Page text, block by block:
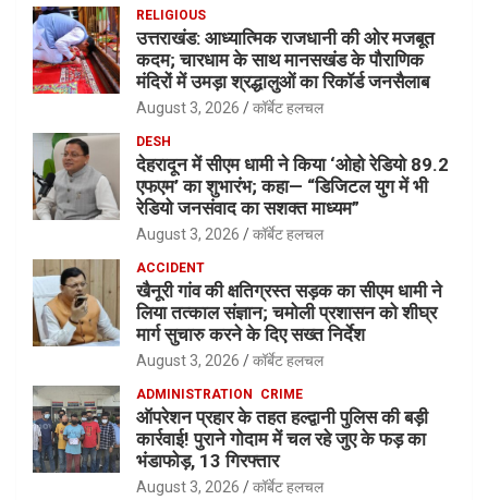
RELIGIOUS
उत्तराखंड: आध्यात्मिक राजधानी की ओर मजबूत
कदम; चारधाम के साथ मानसखंड के पौराणिक
मंदिरों में उमड़ा श्रद्धालुओं का रिकॉर्ड जनसैलाब
August 3, 2026 कॉर्बेट हलचल
DESH
देहरादून में सीएम धामी ने किया ‘ओहो रेडियो 89.2
एफएम’ का शुभारंभ; कहा— “डिजिटल युग में भी
रेडियो जनसंवाद का सशक्त माध्यम”
August 3, 2026 कॉर्बेट हलचल
ACCIDENT
खैनूरी गांव की क्षतिग्रस्त सड़क का सीएम धामी ने
लिया तत्काल संज्ञान; चमोली प्रशासन को शीघ्र
मार्ग सुचारु करने के दिए सख्त निर्देश
August 3, 2026 कॉर्बेट हलचल
ADMINISTRATION CRIME
ऑपरेशन प्रहार के तहत हल्द्वानी पुलिस की बड़ी
कार्रवाई! पुराने गोदाम में चल रहे जुए के फड़ का
भंडाफोड़, 13 गिरफ्तार
August 3, 2026 कॉर्बेट हलचल